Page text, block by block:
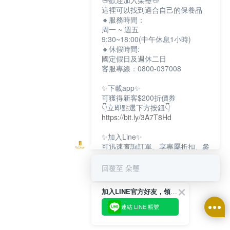
加入LINE官方好友，領取$200折價券
連結 LINE 帳號
這裡可以找到適合自己的保養品
🔸服務時間：
周一 ~ 週五
9:30~18:00(中午休息1小時)
🔸休假時間:
國定假日及週休二日
客服專線：0800-037008
✨下載app✨
可獲得新客$200折價券
👇立即點選下方按鈕👇
https://bit.ly/3A7T8Hd
✨加入Line✨
可迅速查詢訂單、享專屬折扣、參
👇立即點選下方按鈕👇
✨追蹤IG✨
👇立即點選下方按鈕👇
https://bit.ly/3w8zJm1
回覆至 朵璽